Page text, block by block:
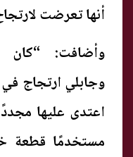
أنها تعرضت
وأضافت: “كان
وجابلي ارتجاج
اعتدى عليها
مستخدمًا قطعة